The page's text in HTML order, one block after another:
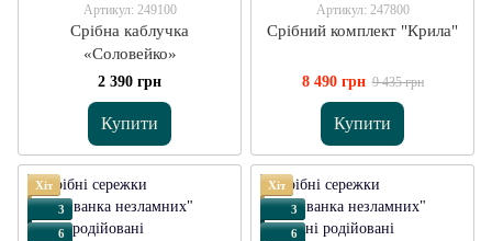
Артикул: 249100
Срібна каблучка
«Соловейко»
2 390 грн
Купити
Артикул: 247800
Срібний комплект "Крила"
8 490 грн 9 435 грн
Купити
Хіт
3
6
Хіт
3
6